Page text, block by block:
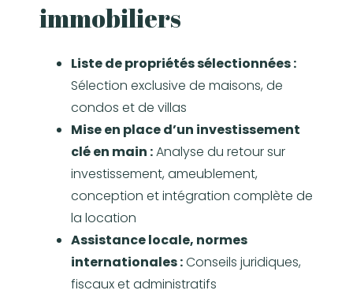
immobiliers
Liste de propriétés sélectionnées :
Sélection exclusive de maisons, de
condos et de villas
Mise en place d’un investissement
clé en main :Analyse du retour sur
investissement, ameublement,
conception et intégration complète de
la location
Assistance locale, normes
internationales :Conseils juridiques,
fiscaux et administratifs